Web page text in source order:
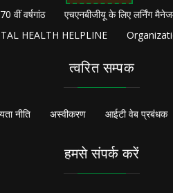
वीं वर्षगांठ एचएनबीजीयू के लिए लर्निंग
HEALTH HELPLINE
त्वरित सम्पक
नीति अस्वीकरण आईटी वेब प्रबंधक
हमसे संपर्क करें